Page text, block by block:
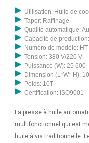
Utilisation: Huile de
Taper: Raffinage
Qualité automatique:
Capacité de
Numéro de modèle:
Tension: 380 V/220 V
Puissance (W): 25 600
Dimension (L*W* H):
Poids: 10T
Certification: ISO9001
La presse à huile
multifonctionnel qui est
huile à vis traditionnelle.